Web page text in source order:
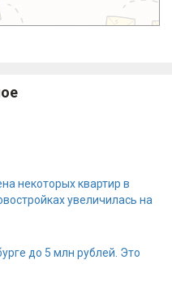
некоторых квартир в
увеличилась на
до 5 млн рублей. Это